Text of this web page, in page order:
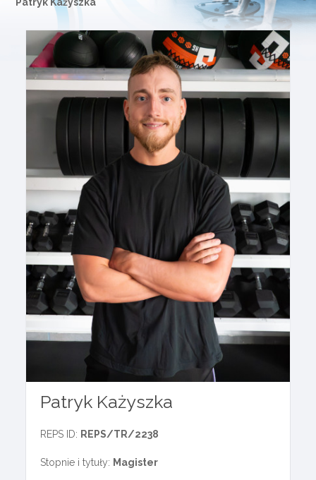
Patryk Każyszka
REPS ID: REPS/TR/2238
Stopnie i tytuły: Magister